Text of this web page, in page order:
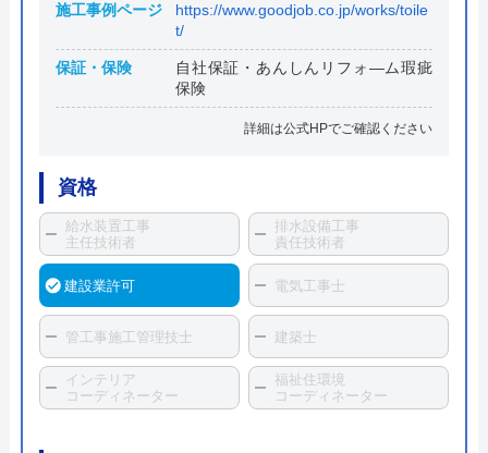
施工事例ページ
https://www.goodjob.co.jp/works/toile
t/
保証・保険
自社保証・あんしんリフォ―ム瑕疵
保険
詳細は公式HPでご確認ください
資格
給水装置工事
主任技術者
排水設備工事
責任技術者
建設業許可 電気工事士
管工事施工管理技士 建築士
インテリア
コーディネーター
福祉住環境
コーディネーター